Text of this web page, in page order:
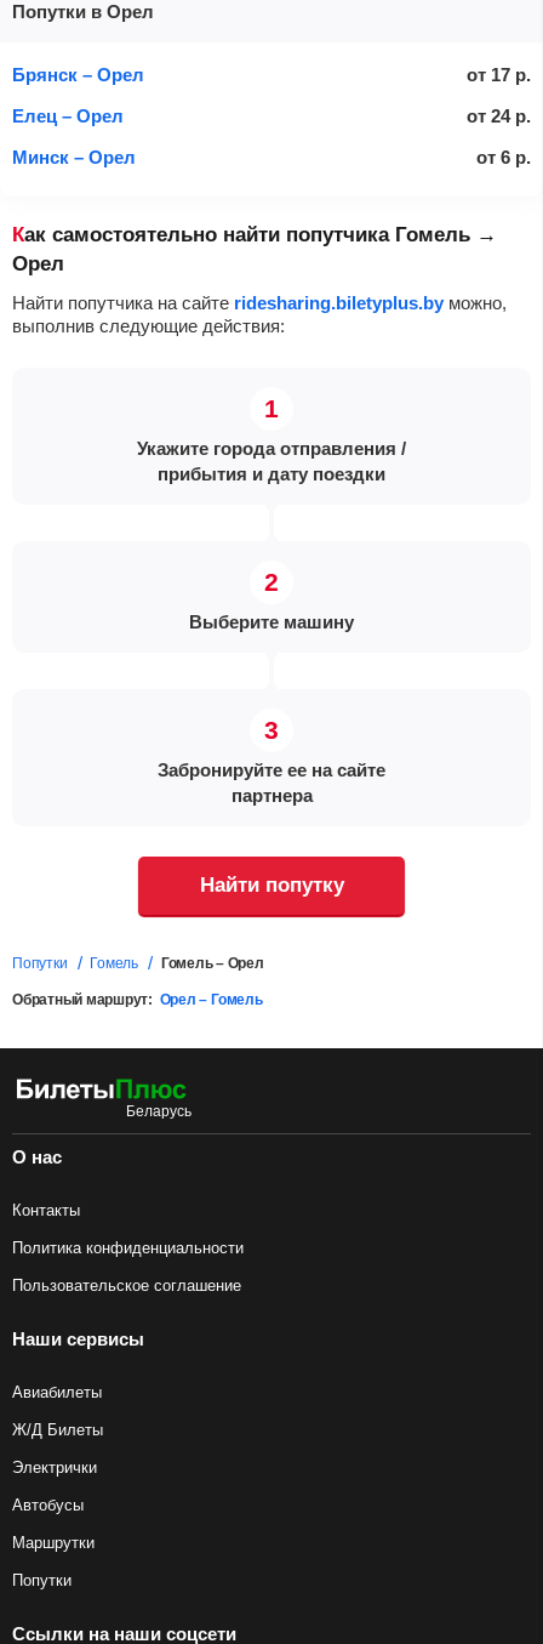
Попутки в Орел
Брянск – Орел от 17 р.
Елец – Орел
от 24 р.
Минск – Орел
от 6 р.
Как самостоятельно найти попутчика Гомель →
Орел
Найти попутчика на сайте ridesharing.biletyplus.by можно,
выполнив следующие действия:
Укажите города отправления /
прибытия и дату поездки
Выберите машину
Забронируйте ее на сайте
партнера
Найти попутку
Попутки Гомель Гомель – Орел
Обратный маршрут: Орел – Гомель
О нас
Контакты
Политика конфиденциальности
Пользовательское соглашение
Наши сервисы
Авиабилеты
Ж/Д Билеты
Электрички
Автобусы
Маршрутки
Попутки
Ссылки на наши соцсети